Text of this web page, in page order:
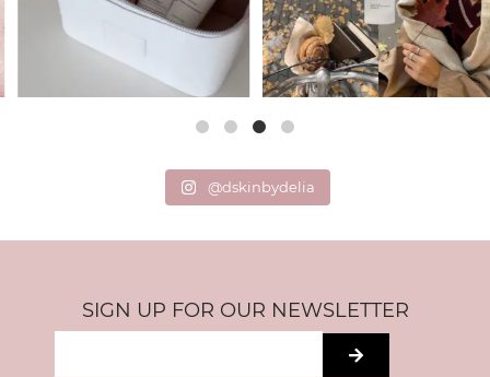
@dskinbydelia
SIGN UP FOR OUR NEWSLETTER